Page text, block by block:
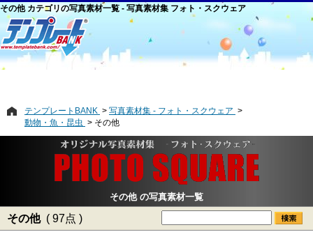
その他 カテゴリの写真素材一覧 - 写真素材集 フォト・スクウェア
テンプレートBANK
写真素材集 - フォト・スクウェア
動物・魚・昆虫
その他
その他 の写真素材一覧
その他 ( 97点 )